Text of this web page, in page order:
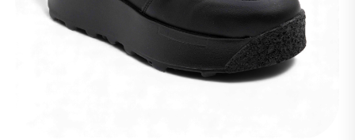
данных
публичной оффертой
Зарегистрироваться